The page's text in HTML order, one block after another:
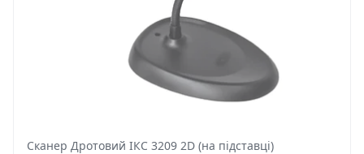
Сканер Дротовий ІКС 3209 2D (на підставці)